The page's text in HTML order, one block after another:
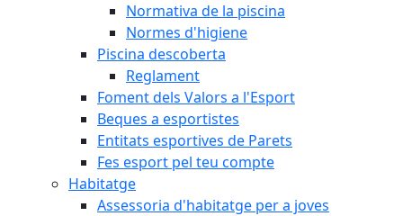
Normativa de la piscina
Normes d'higiene
Piscina descoberta
Reglament
Foment dels Valors a l'Esport
Beques a esportistes
Entitats esportives de Parets
Fes esport pel teu compte
Habitatge
Assessoria d'habitatge per a joves